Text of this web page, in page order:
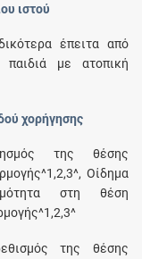
ιστού
έπειτα από
με ατοπική
χορήγησης
της θέσης
Οίδημα
στη θέση
της θέσης